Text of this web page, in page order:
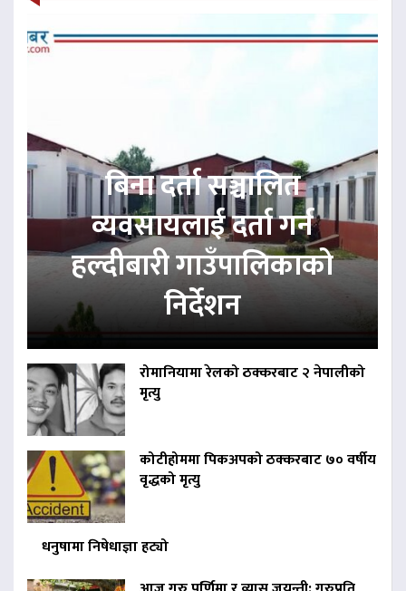
बिना दर्ता सञ्चालित
व्यवसायलाई दर्ता गर्न
हल्दीबारी गाउँपालिकाको
निर्देशन
रोमानियामा रेलको ठक्करबाट २ नेपालीको
मृत्यु
कोटीहोममा पिकअपको ठक्करबाट ७० वर्षीय
वृद्धको मृत्यु
धनुषामा निषेधाज्ञा हट्यो